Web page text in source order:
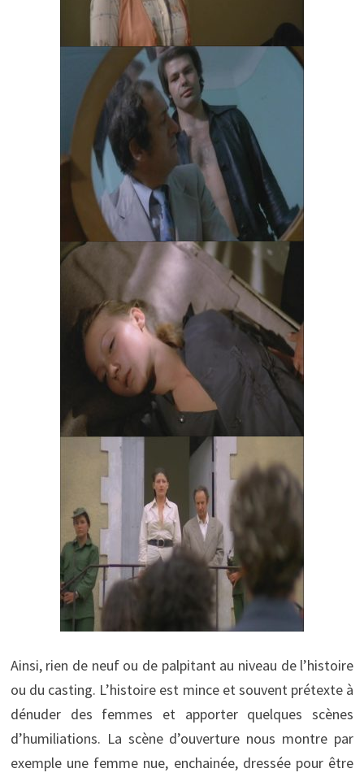
Ainsi, rien de neuf ou de palpitant au niveau de l’histoire
ou du casting. L’histoire est mince et souvent prétexte à
dénuder des femmes et apporter quelques scènes
d’humiliations. La scène d’ouverture nous montre par
exemple une femme nue, enchainée, dressée pour être